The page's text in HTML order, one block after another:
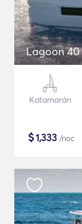
Lagoon 40
Katamarán
$1,333 /noc